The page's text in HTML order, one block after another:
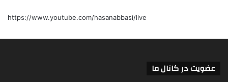
https://www.youtube.com/hasanabbasi/live
عضویت در کانال ما